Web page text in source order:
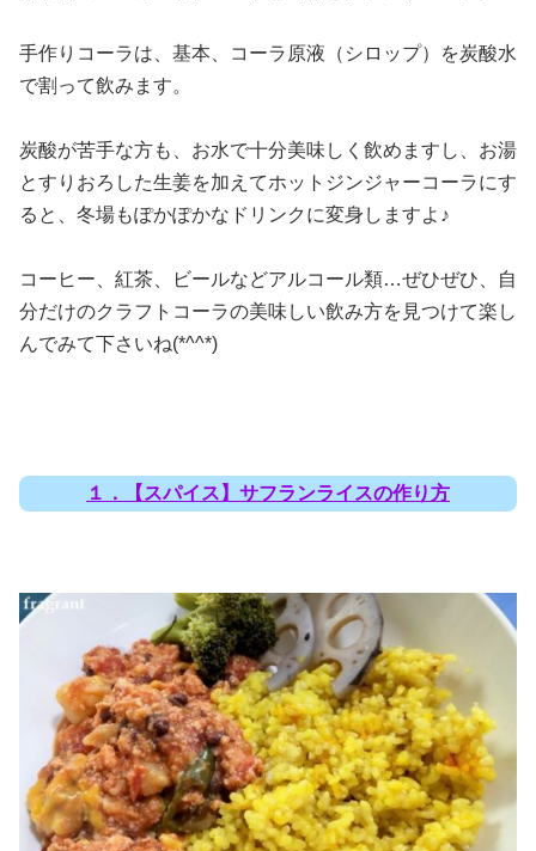
手作りコーラは、基本、コーラ原液（シロップ）を炭酸水
で割って飲みます。
炭酸が苦手な方も、お水で十分美味しく飲めますし、お湯
とすりおろした生姜を加えてホットジンジャーコーラにす
ると、冬場もぽかぽかなドリンクに変身しますよ♪
コーヒー、紅茶、ビールなどアルコール類…ぜひぜひ、自
分だけのクラフトコーラの美味しい飲み方を見つけて楽し
んでみて下さいね(*^^*)
１．【スパイス】サフランライスの作り方